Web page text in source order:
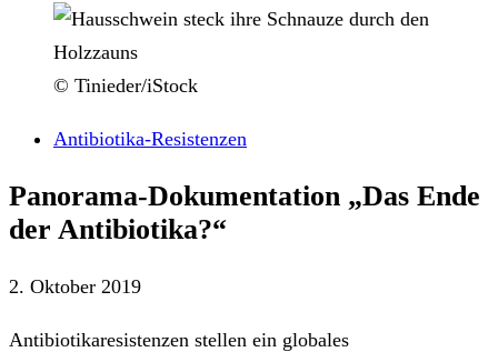
© Tinieder/iStock
Antibiotika-Resistenzen
Panorama-Dokumentation „Das Ende
der Antibiotika?“
2. Oktober 2019
Antibiotikaresistenzen stellen ein globales